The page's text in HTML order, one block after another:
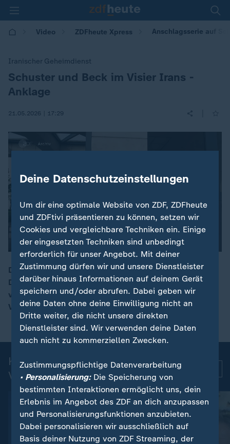
Video ZDFheute Xpress Anschlagsserie auf
Iranischer Geheimdienst
:
Schuster und Beck im Visier Irans -
Anklage
21.05.2026 | 17:29
00:16
Die Bundesanwaltschaft hat Anklage gegen zwei
Dänen erhoben, die für Iran in Deutschland Attentate
vorbereitet haben sollen. Ziel sollen unter anderem
Volker Beck und Josef Schuster gewesen sein.
Kurznachrichten: Aktuelle
Videos
Deine Datenschutzeinstellungen
Um dir eine optimale Website von ZDF, ZDFheute
und ZDFtivi präsentieren zu können, setzen wir
Cookies und vergleichbare Techniken ein. Einige
der eingesetzten Techniken sind unbedingt
erforderlich für unser Angebot. Mit deiner
Zustimmung dürfen wir und unsere Dienstleister
darüber hinaus Informationen auf deinem Gerät
speichern und/oder abrufen. Dabei geben wir
deine Daten ohne deine Einwilligung nicht an
Dritte weiter, die nicht unsere direkten
Dienstleister sind. Wir verwenden deine Daten
auch nicht zu kommerziellen Zwecken.
Zustimmungspflichtige Datenverarbeitung
• Personalisierung:Die Speicherung von
bestimmten Interaktionen ermöglicht uns, dein
Erlebnis im Angebot des ZDF an dich anzupassen
und Personalisierungsfunktionen anzubieten.
Dabei personalisieren wir ausschließlich auf
Basis deiner Nutzung von ZDF Streaming, der